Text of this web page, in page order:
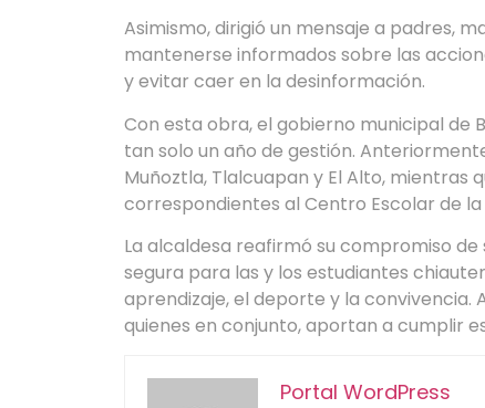
Asimismo, dirigió un mensaje a padres,
mantenerse informados sobre las
y evitar caer en la desinformación.
Con esta obra, el gobierno municipal de
tan solo un año de gestión.
Muñoztla, Tlalcuapan y El Alto,
correspondientes al Centro Escolar de
La alcaldesa reafirmó su compromiso
segura para las y los estudiantes
aprendizaje, el deporte y la
quienes en conjunto, aportan a cumplir
Portal WordPress